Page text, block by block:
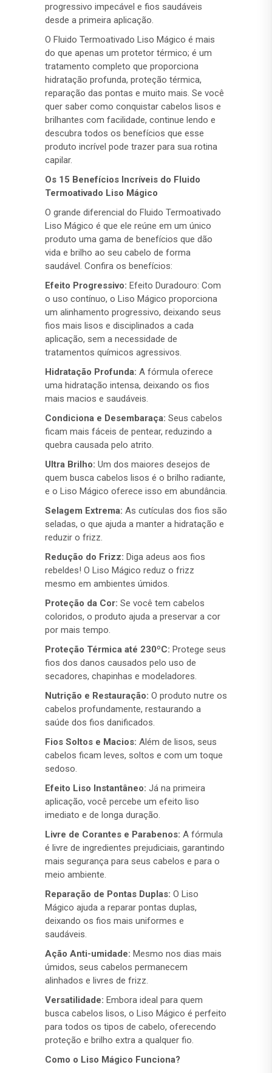
progressivo impecável e fios saudáveis
desde a primeira aplicação.
O Fluido Termoativado Liso Mágico é mais
do que apenas um protetor térmico; é um
tratamento completo que proporciona
hidratação profunda, proteção térmica,
reparação das pontas e muito mais. Se você
quer saber como conquistar cabelos lisos e
brilhantes com facilidade, continue lendo e
descubra todos os benefícios que esse
produto incrível pode trazer para sua rotina
capilar.
Os 15 Benefícios Incríveis do Fluido
Termoativado Liso Mágico
O grande diferencial do Fluido Termoativado
Liso Mágico é que ele reúne em um único
produto uma gama de benefícios que dão
vida e brilho ao seu cabelo de forma
saudável. Confira os benefícios:
Efeito Progressivo: Efeito Duradouro: Com
o uso contínuo, o Liso Mágico proporciona
um alinhamento progressivo, deixando seus
fios mais lisos e disciplinados a cada
aplicação, sem a necessidade de
tratamentos químicos agressivos.
Hidratação Profunda: A fórmula oferece
uma hidratação intensa, deixando os fios
mais macios e saudáveis.
Condiciona e Desembaraça: Seus cabelos
ficam mais fáceis de pentear, reduzindo a
quebra causada pelo atrito.
Ultra Brilho: Um dos maiores desejos de
quem busca cabelos lisos é o brilho radiante,
e o Liso Mágico oferece isso em abundância.
Selagem Extrema: As cutículas dos fios são
seladas, o que ajuda a manter a hidratação e
reduzir o frizz.
Redução do Frizz: Diga adeus aos fios
rebeldes! O Liso Mágico reduz o frizz
mesmo em ambientes úmidos.
Proteção da Cor: Se você tem cabelos
coloridos, o produto ajuda a preservar a cor
por mais tempo.
Proteção Térmica até 230ºC: Protege seus
fios dos danos causados pelo uso de
secadores, chapinhas e modeladores.
Nutrição e Restauração: O produto nutre os
cabelos profundamente, restaurando a
saúde dos fios danificados.
Fios Soltos e Macios: Além de lisos, seus
cabelos ficam leves, soltos e com um toque
sedoso.
Efeito Liso Instantâneo: Já na primeira
aplicação, você percebe um efeito liso
imediato e de longa duração.
Livre de Corantes e Parabenos: A fórmula
é livre de ingredientes prejudiciais, garantindo
mais segurança para seus cabelos e para o
meio ambiente.
Reparação de Pontas Duplas: O Liso
Mágico ajuda a reparar pontas duplas,
deixando os fios mais uniformes e
saudáveis.
Ação Anti-umidade: Mesmo nos dias mais
úmidos, seus cabelos permanecem
alinhados e livres de frizz.
Versatilidade: Embora ideal para quem
busca cabelos lisos, o Liso Mágico é perfeito
para todos os tipos de cabelo, oferecendo
proteção e brilho extra a qualquer fio.
Como o Liso Mágico Funciona?